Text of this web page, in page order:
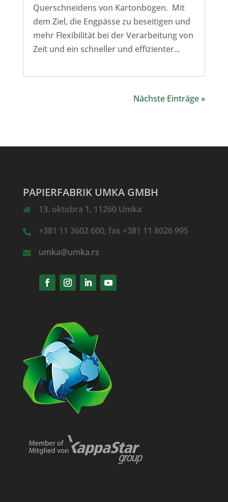
Querschneidens von Kartonbögen. Mit
dem Ziel, die Engpässe zu beseitigen und
mehr Flexibilität bei der Verarbeitung von
Zeit und ein schneller und effizienter...
Nächste Einträge »
PAPIERFABRIK UMKA GMBH
13. oktobra 1, 11260 Umka
+381 11 3602 600, fax +381 11 8026 995
umka@umka.rs